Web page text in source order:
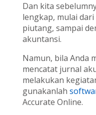
Dan kita
lengkap, mulai
piutang, sampai
akuntansi.
Namun, bila Anda
mencatat jurnal
melakukan
gunakanlah
Accurate Online.